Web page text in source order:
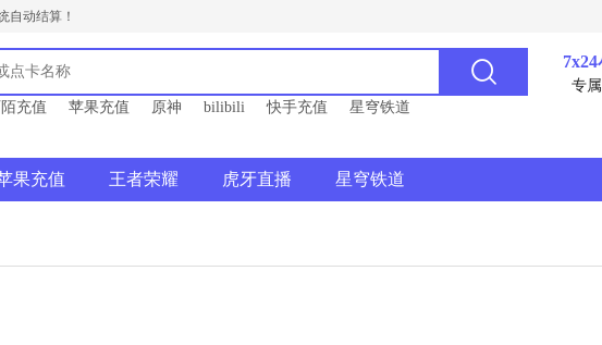
自动结算！
充值 苹果充值 原神 bilibili 快手充值 星穹铁道
专
果充值 王者荣耀 虎牙直播 星穹铁道